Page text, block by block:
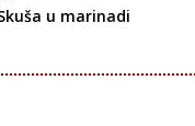
u marinadi